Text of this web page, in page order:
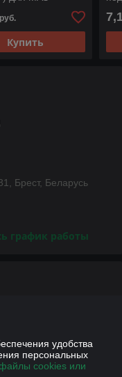
Купить
Брест, Беларусь
график работы
удобства
персональных
cookies или